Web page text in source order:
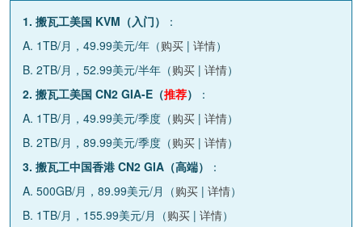
1. 搬瓦工美国 KVM（入门）
：
A. 1TB/月，49.99美元/年（购买 | 详情）
B. 2TB/月，52.99美元/半年（购买 | 详情）
2. 搬瓦工美国 CN2 GIA-E（推荐）
：
A. 1TB/月，49.99美元/季度（购买 | 详情）
B. 2TB/月，89.99美元/季度（购买 | 详情）
3. 搬瓦工中国香港 CN2 GIA（高端）
：
A. 500GB/月，89.99美元/月（购买 | 详情）
B. 1TB/月，155.99美元/月（购买 | 详情）